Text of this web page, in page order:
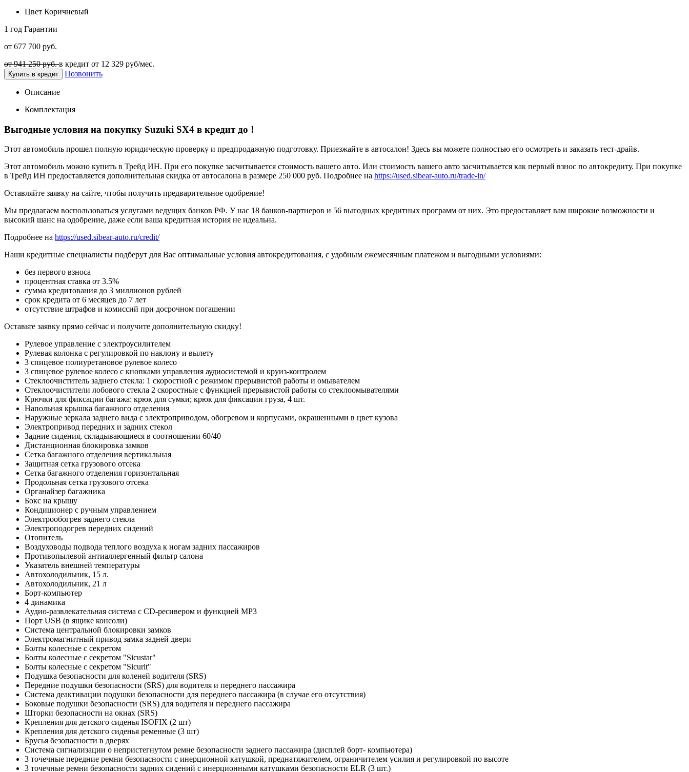
Цвет Коричневый
1 год Гарантии
от 677 700 руб.
от 941 250 руб.в кредит от 12 329 руб/мес.
Купить в кредит Позвонить
Описание
Комплектация
Выгодные условия на покупку Suzuki SX4 в кредит до !
Этот автомобиль прошел полную юридическую проверку и предпродажную подготовку. Приезжайте в автосалон! Здесь вы можете полностью его осмотреть и заказать тест-драйв.
Этот автомобиль можно купить в Трейд ИН. При его покупке засчитывается стоимость вашего авто. Или стоимость вашего авто засчитывается как первый взнос по автокредиту. При покупке
в Трейд ИН предоставляется дополнительная скидка от автосалона в размере 250 000 руб. Подробнее на https://used.sibear-auto.ru/trade-in/
Оставляйте заявку на сайте, чтобы получить предварительное одобрение!
Мы предлагаем воспользоваться услугами ведущих банков РФ. У нас 18 банков-партнеров и 56 выгодных кредитных программ от них. Это предоставляет вам широкие возможности и
высокий шанс на одобрение, даже если ваша кредитная история не идеальна.
Подробнее на https://used.sibear-auto.ru/credit/
Наши кредитные специалисты подберут для Вас оптимальные условия автокредитования, с удобным ежемесячным платежом и выгодными условиями:
без первого взноса
процентная ставка от 3.5%
сумма кредитования до 3 миллионов рублей
срок кредита от 6 месяцев до 7 лет
отсутствие штрафов и комиссий при досрочном погашении
Оставьте заявку прямо сейчас и получите дополнительную скидку!
Рулевое управление с электроусилителем
Рулевая колонка с регулировкой по наклону и вылету
3 спицевое полиуретановое рулевое колесо
3 спицевое рулевое колесо с кнопками управления аудиосистемой и круиз-контролем
Стеклоочиститель заднего стекла: 1 скоростной с режимом прерывистой работы и омывателем
Стеклоочистители лобового стекла 2 скоростные с функцией прерывистой работы со стеклоомывателями
Крючки для фиксации багажа: крюк для сумки; крюк для фиксации груза, 4 шт.
Напольная крышка багажного отделения
Наружные зеркала заднего вида с электроприводом, обогревом и корпусами, окрашенными в цвет кузова
Электропривод передних и задних стекол
Задние сидения, складывающиеся в соотношении 60/40
Дистанционная блокировка замков
Сетка багажного отделения вертикальная
Защитная сетка грузового отсека
Сетка багажного отделения горизонтальная
Продольная сетка грузового отсека
Органайзер багажника
Бокс на крышу
Кондиционер с ручным управлением
Электрообогрев заднего стекла
Электроподогрев передних сидений
Отопитель
Воздуховоды подвода теплого воздуха к ногам задних пассажиров
Противопылевой антиаллергенный фильтр салона
Указатель внешней температуры
Автохолодильник, 15 л.
Автохолодильник, 21 л
Борт-компьютер
4 динамика
Аудио-развлекательная система с CD-ресивером и функцией MP3
Порт USB (в ящике консоли)
Система центральной блокировки замков
Электромагнитный привод замка задней двери
Болты колесные с секретом
Болты колесные с секретом "Sicustar"
Болты колесные с секретом "Sicurit"
Подушка безопасности для коленей водителя (SRS)
Передние подушки безопасности (SRS) для водителя и переднего пассажира
Система деактивации подушки безопасности для переднего пассажира (в случае его отсутствия)
Боковые подушки безопасности (SRS) для водителя и переднего пассажира
Шторки безопасности на окнах (SRS)
Крепления для детского сиденья ISOFIX (2 шт)
Крепления для детского сиденья ременные (3 шт)
Брусья безопасности в дверях
Система сигнализации о непристегнутом ремне безопасности заднего пассажира (дисплей борт- компьютера)
3 точечные передние ремни безопасности с инерционной катушкой, преднатяжителем, ограничителем усилия и регулировкой по высоте
3 точечные ремни безопасности задних сидений с инерционными катушками безопасности ELR (3 шт.)